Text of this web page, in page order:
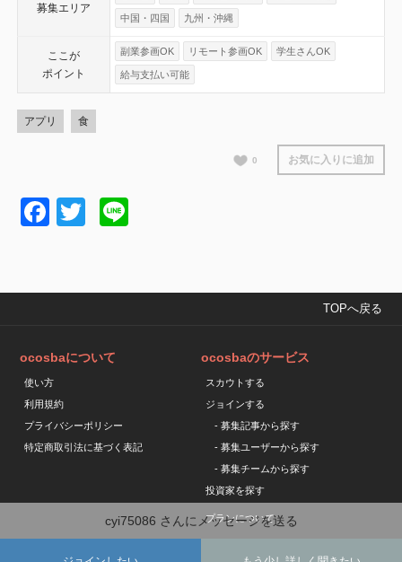
募集エリア
中国・四国 九州・沖縄
ここが
ポイント
副業参画OK リモート参画OK 学生さんOK
給与支払い可能
アプリ 食
0 お気に入りに追加
cyi75086 さんにメッセージを送る
Facebook
Twitter
TOPへ戻る
ocosbaについて
使い方
利用規約
プライバシーポリシー
特定商取引法に基づく表記
ocosbaのサービス
スカウトする
ジョインする
- 募集記事から探す
- 募集ユーザーから探す
- 募集チームから探す
投資家を探す
プランについて